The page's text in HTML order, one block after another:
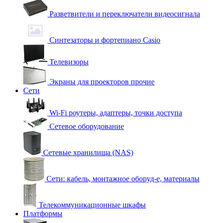
Разветвители и переключатели видеосигнала
Синтезаторы и фортепиано Casio
Телевизоры
Экраны для проекторов прочие
Сети
Wi-Fi роутеры, адаптеры, точки доступа
Сетевое оборудование
Сетевые хранилища (NAS)
Сети: кабель, монтажное оборуд-е, материалы
Телекоммуникационные шкафы
Платформы